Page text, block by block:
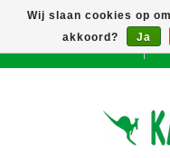
Wij slaan cookies op
akkoord?
Ja